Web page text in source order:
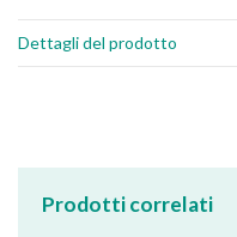
Dettagli del prodotto
Prodotti correlati